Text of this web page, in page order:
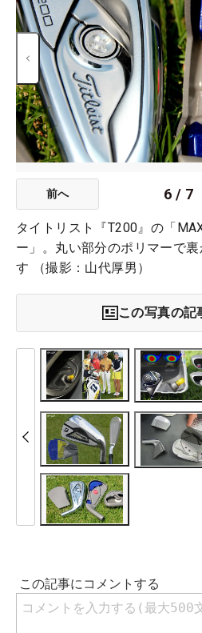
前へ 6 / 7
タイトリスト『T200』の「
ー」。丸い部分のポリマーで
す （撮影：山代厚男）
この写真の記